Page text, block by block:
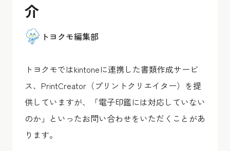
介
トヨクモ編集部
トヨクモではkintoneに連携した書類作成サービ
ス、PrintCreator（プリントクリエイター）を提
供していますが、「電子印鑑には対応していない
のか」といったお問い合わせをいただくことがあ
ります。